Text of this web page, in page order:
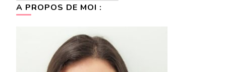
A PROPOS DE MOI :